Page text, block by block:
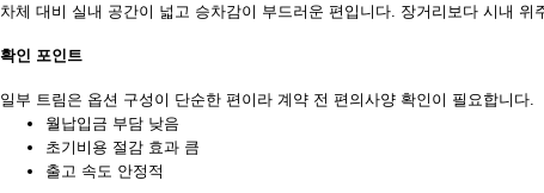
차체 대비 실내 공간이 넓고 승차감이 부드러운 편입니다. 장거리보다 시내 위
확인 포인트
일부 트림은 옵션 구성이 단순한 편이라 계약 전 편의사양 확인이 필요합니다.
월납입금 부담 낮음
초기비용 절감 효과 큼
출고 속도 안정적